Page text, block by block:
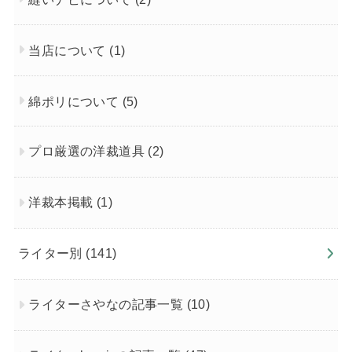
当店について (1)
綿ポリについて (5)
プロ厳選の洋裁道具 (2)
洋裁本掲載 (1)
ライター別 (141)
ライターさやなの記事一覧 (10)